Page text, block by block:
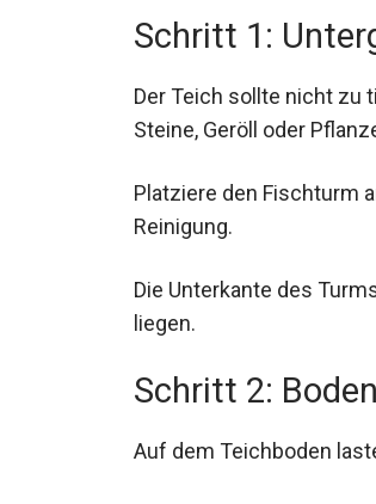
Schritt 1:
Der Teich sollte nicht zu
Steine, Geröll oder
Platziere den Fischturm
Reinigung.
Die Unterkante des
liegen.
Schritt 2:
Auf dem Teichboden